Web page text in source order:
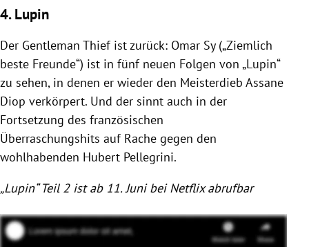
4. Lupin
Der Gentleman Thief ist zurück: Omar Sy („Ziemlich
beste Freunde“) ist in fünf neuen Folgen von „Lupin“
zu sehen, in denen er wieder den Meisterdieb Assane
Diop verkörpert. Und der sinnt auch in der
Fortsetzung des französischen
Überraschungshits auf Rache gegen den
wohlhabenden Hubert Pellegrini.
„Lupin“ Teil 2 ist ab 11. Juni bei Netflix abrufbar